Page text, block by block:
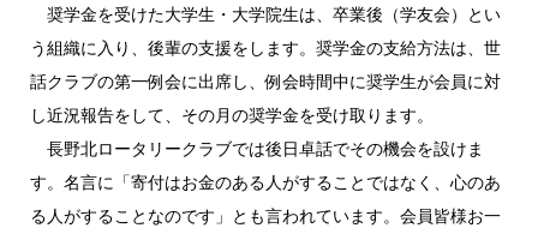
奨学金を受けた大学生・大学院生は、卒業後（学友会）とい
う組織に入り、後輩の支援をします。奨学金の支給方法は、世
話クラブの第一例会に出席し、例会時間中に奨学生が会員に対
し近況報告をして、その月の奨学金を受け取ります。
長野北ロータリークラブでは後日卓話でその機会を設けま
す。名言に「寄付はお金のある人がすることではなく、心のあ
る人がすることなのです」とも言われています。会員皆様お一